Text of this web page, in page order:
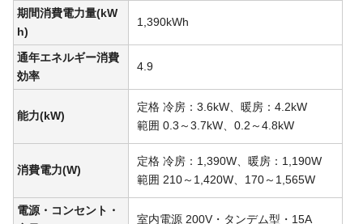
期間消費電力量(kW
h)
1,390kWh
通年エネルギー消費
効率
4.9
能力(kW)
定格 冷房：3.6kW、暖房：4.2kW
範囲 0.3～3.7kW、0.2～4.8kW
消費電力(W)
定格 冷房：1,390W、暖房：1,190W
範囲 210～1,420W、170～1,565W
電源・コンセント・
室内電源 200V・タンデム型・15A